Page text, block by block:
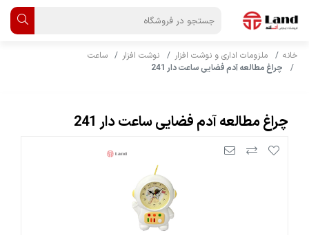
خانه ملزومات اداری و نوشت افزار نوشت افزار
ساعت
چراغ مطالعه آدم فضایی ساعت دار 241
چراغ مطالعه آدم فضایی ساعت دار 241